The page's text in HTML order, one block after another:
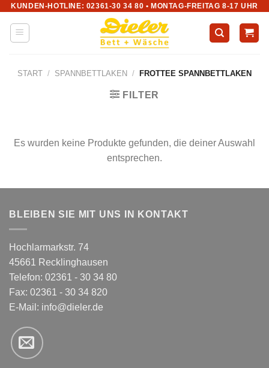
Zum
Inhalt
springen
KUNDEN-HOTLINE: 02361-30 34 80 • MONTAG-FREITAG 8-17 UHR
START / SPANNBETTLAKEN / FROTTEE SPANNBETTLAKEN
FILTER
Es wurden keine Produkte gefunden, die deiner Auswahl
entsprechen.
BLEIBEN SIE MIT UNS IN KONTAKT
Hochlarmarkstr. 74
45661 Recklinghausen
Telefon: 02361 - 30 34 80
Fax: 02361 - 30 34 820
E-Mail: info@dieler.de